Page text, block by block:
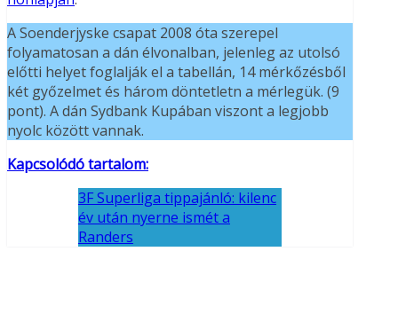
A Soenderjyske csapat 2008 óta szerepel
folyamatosan a dán élvonalban, jelenleg az utolsó
előtti helyet foglalják el a tabellán, 14 mérkőzésből
két győzelmet és három döntetletn a mérlegük. (9
pont). A dán Sydbank Kupában viszont a legjobb
nyolc között vannak.
Kapcsolódó tartalom:
3F Superliga tippajánló: kilenc
év után nyerne ismét a
Randers